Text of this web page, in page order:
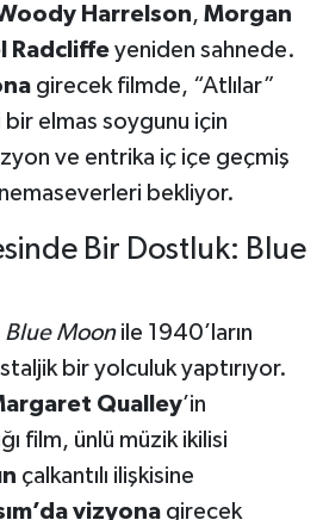
Harrelson, Morgan
Radcliffeyeniden sahnede.
girecek filmde, “Atlılar”
elmas soygunu için
ve entrika iç içe geçmiş
bekliyor.
Bir Dostluk: Blue
Blue Moonile 1940’ların
bir yolculuk yaptırıyor.
Qualley’in
film, ünlü müzik ikilisi
çalkantılı ilişkisine
vizyonagirecek